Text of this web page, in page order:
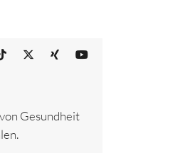
Gesundheit